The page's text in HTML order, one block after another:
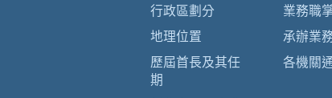
行政區劃分
地理位置
歷屆首長及其任
期
業務職
承辦業
各機關